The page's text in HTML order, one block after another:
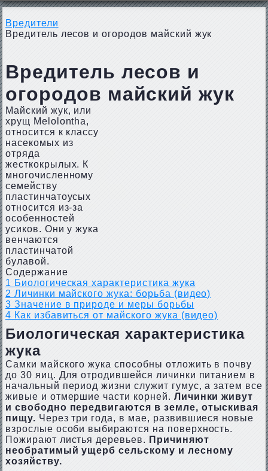
Вредители
Вредитель лесов и огородов майский жук
Вредитель лесов и
огородов майский жук
Майский жук, или
хрущ Melolontha,
относится к классу
насекомых из
отряда
жесткокрылых. К
многочисленному
семейству
пластинчатоусых
относится из-за
особенностей
усиков. Они у жука
венчаются
пластинчатой
булавой.
Содержание
1 Биологическая характеристика жука
2 Личинки майского жука: борьба (видео)
3 Значение в природе и меры борьбы
4 Как избавиться от майского жука (видео)
Биологическая характеристика
жука
Самки майского жука способны отложить в почву
до 30 яиц. Для отродившейся личинки питанием в
начальный период жизни служит гумус, а затем все
живые и отмершие части корней. Личинки живут
и свободно передвигаются в земле, отыскивая
пищу. Через три года, в мае, развившиеся новые
взрослые особи выбираются на поверхность.
Пожирают листья деревьев. Причиняют
необратимый ущерб сельскому и лесному
хозяйству.